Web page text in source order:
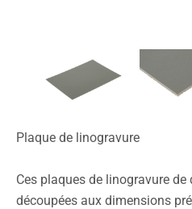
Plaque de linogravure
Ces plaques de linogravure
découpées aux dimensions